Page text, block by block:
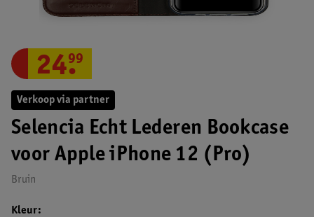
Verkoop via partner
Selencia Echt Lederen Bookcase
voor Apple iPhone 12 (Pro)
Bruin
24.
99
Kleur